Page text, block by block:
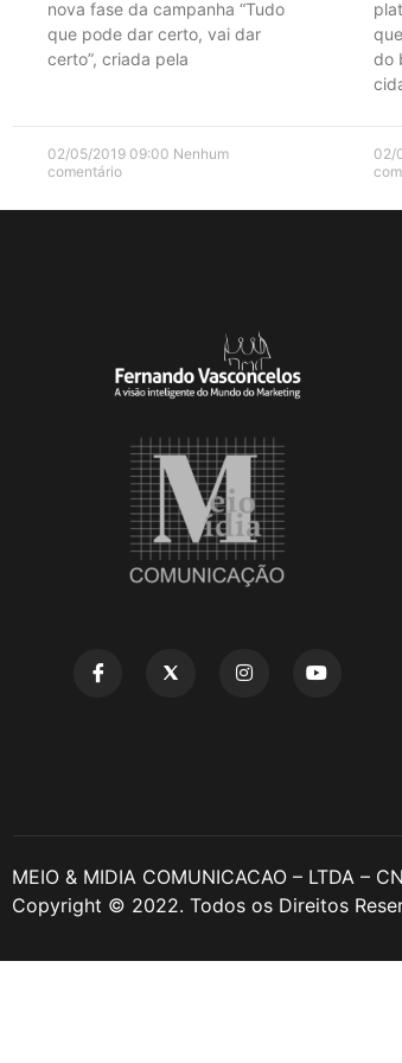
nova fase da campanha “Tudo
que pode dar certo, vai dar
certo”, criada pela
02/05/2019 09:00 Nenhum
comentário
do
02/
MEIO & MIDIA COMUNICACAO – LTDA –
Copyright © 2022. Todos os Direitos